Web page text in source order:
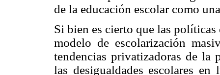
de la educación escolar como
Si bien es cierto que las
modelo de escolarización
tendencias privatizadoras de la
las desigualdades escolares